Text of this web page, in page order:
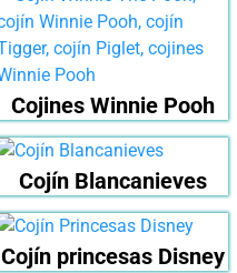
Cojines Winnie Pooh
Cojín Blancanieves
Cojín princesas Disney